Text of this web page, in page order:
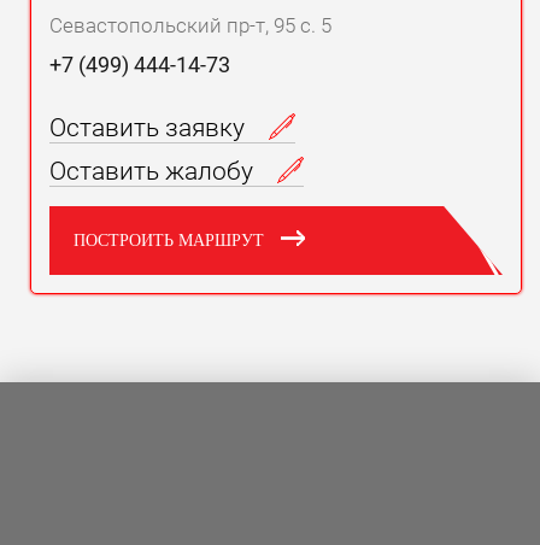
Севастопольский пр-т, 95 с. 5
+7 (499) 444-14-73
Оставить заявку
Оставить жалобу
ПОСТРОИТЬ МАРШРУТ